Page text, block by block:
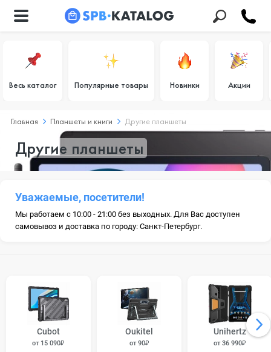
Весь каталог Популярные товары Новинки Акции
Главная Планшеты и книги Другие планшеты
Другие планшеты
Уважаемые, посетители!
Мы работаем с 10:00 - 21:00 без выходных. Для Вас доступен
самовывоз и доставка по городу: Санкт-Петербург.
Cubot
от 15 090₽
Oukitel
от 90₽
Unihertz
от 36 990₽